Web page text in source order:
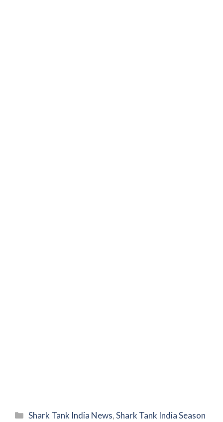
Categories
Shark Tank India News,Shark Tank India Season